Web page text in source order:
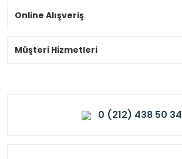
Online Alışveriş
Müşteri Hizmetleri
0 (212) 438 50 34